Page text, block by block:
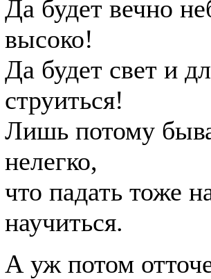
Да будет вечно
высоко!
Да будет свет и
струиться!
Лишь потому
нелегко,
что падать тоже
научиться.
А уж потом